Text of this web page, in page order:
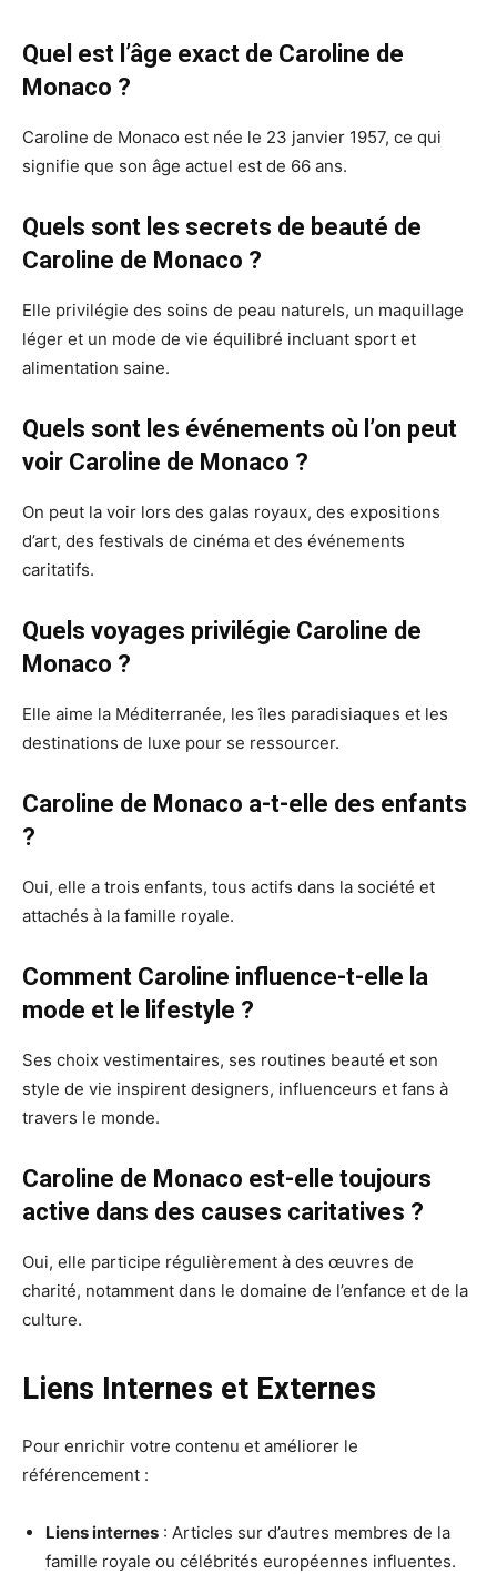
Quel est l’âge exact de Caroline de
Monaco ?
Caroline de Monaco est née le 23 janvier 1957, ce qui
signifie que son âge actuel est de 66 ans.
Quels sont les secrets de beauté de
Caroline de Monaco ?
Elle privilégie des soins de peau naturels, un maquillage
léger et un mode de vie équilibré incluant sport et
alimentation saine.
Quels sont les événements où l’on peut
voir Caroline de Monaco ?
On peut la voir lors des galas royaux, des expositions
d’art, des festivals de cinéma et des événements
caritatifs.
Quels voyages privilégie Caroline de
Monaco ?
Elle aime la Méditerranée, les îles paradisiaques et les
destinations de luxe pour se ressourcer.
Caroline de Monaco a-t-elle des enfants
?
Oui, elle a trois enfants, tous actifs dans la société et
attachés à la famille royale.
Comment Caroline influence-t-elle la
mode et le lifestyle ?
Ses choix vestimentaires, ses routines beauté et son
style de vie inspirent designers, influenceurs et fans à
travers le monde.
Caroline de Monaco est-elle toujours
active dans des causes caritatives ?
Oui, elle participe régulièrement à des œuvres de
charité, notamment dans le domaine de l’enfance et de la
culture.
Liens Internes et Externes
Pour enrichir votre contenu et améliorer le
référencement :
Liens internes : Articles sur d’autres membres de la
famille royale ou célébrités européennes influentes.